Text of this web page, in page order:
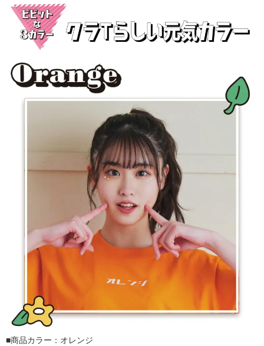
■商品カラー：オレンジ